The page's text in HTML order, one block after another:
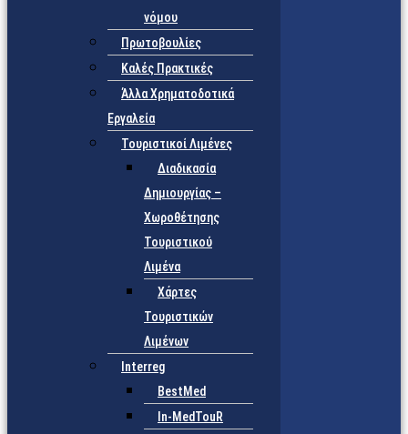
νόμου
Πρωτοβουλίες
Καλές Πρακτικές
Άλλα Χρηματοδοτικά
Εργαλεία
Τουριστικοί Λιμένες
Διαδικασία
Δημιουργίας –
Χωροθέτησης
Τουριστικού
Λιμένα
Χάρτες
Τουριστικών
Λιμένων
Interreg
BestMed
In-MedTouR